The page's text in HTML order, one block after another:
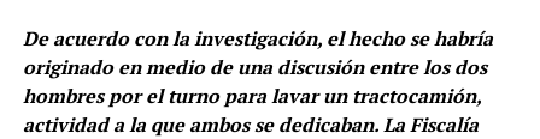
De acuerdo con la investigación, el hecho se habría
originado en medio de una discusión entre los dos
hombres por el turno para lavar un tractocamión,
actividad a la que ambos se dedicaban. La Fiscalía